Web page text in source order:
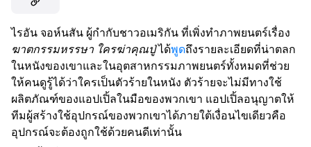
ไรอัน จอห์นสัน ผู้กำกับชาวอเมริกัน ที่เพิ่งทำภาพยนตร์เรื่อง
ฆาตกรรมหรรษา ใครฆ่าคุณปู่ได้พูดถึงรายละเอียดที่น่าตลก
ในหนังของเขาและในอุตสาหกรรมภาพยนตร์ทั้งหมดที่ช่วย
ให้คนดูรู้ได้ว่าใครเป็นตัวร้ายในหนัง ตัวร้ายจะไม่มีทางใช้
ผลิตภัณฑ์ของแอปเปิ้ลในมือของพวกเขา แอปเปิ้ลอนุญาตให้
ทีมผู้สร้างใช้อุปกรณ์ของพวกเขาได้ภายใต้เงื่อนไขเดียวคือ
อุปกรณ์จะต้องถูกใช้ด้วยคนดีเท่านั้น